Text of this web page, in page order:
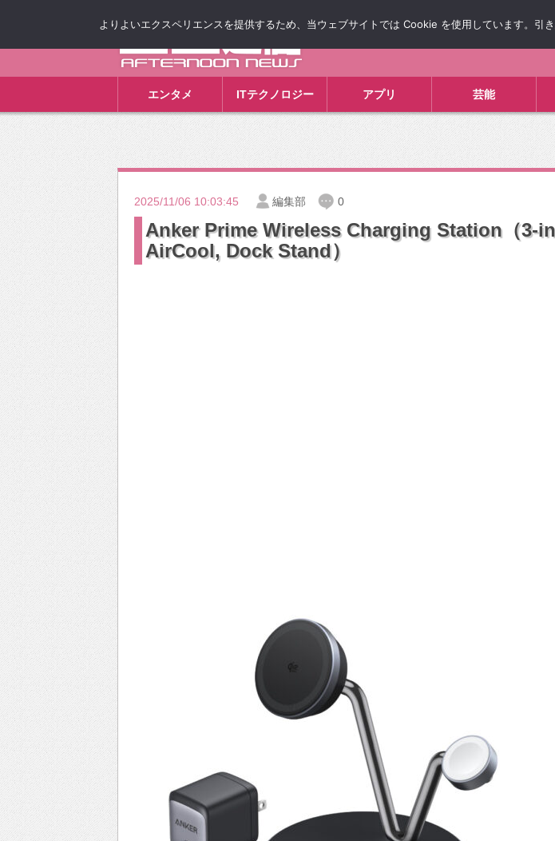
エンタメ ITテクノロジー アプリ 芸能
2025/11/06 10:03:45 編集部 0
Anker Prime Wireless Charging Station（3-
AirCool, Dock Stand）
よりよいエクスペリエンスを提供するため、当ウェブサイトでは Cookie を使用しています。引